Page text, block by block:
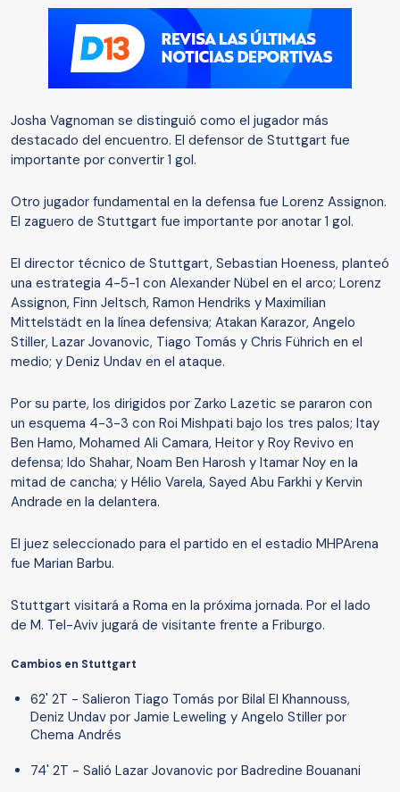
Josha Vagnoman se distinguió como el jugador más
destacado del encuentro. El defensor de Stuttgart fue
importante por convertir 1 gol.
Otro jugador fundamental en la defensa fue Lorenz Assignon.
El zaguero de Stuttgart fue importante por anotar 1 gol.
El director técnico de Stuttgart, Sebastian Hoeness, planteó
una estrategia 4-5-1 con Alexander Nübel en el arco; Lorenz
Assignon, Finn Jeltsch, Ramon Hendriks y Maximilian
Mittelstädt en la línea defensiva; Atakan Karazor, Angelo
Stiller, Lazar Jovanovic, Tiago Tomás y Chris Führich en el
medio; y Deniz Undav en el ataque.
Por su parte, los dirigidos por Zarko Lazetic se pararon con
un esquema 4-3-3 con Roi Mishpati bajo los tres palos; Itay
Ben Hamo, Mohamed Ali Camara, Heitor y Roy Revivo en
defensa; Ido Shahar, Noam Ben Harosh y Itamar Noy en la
mitad de cancha; y Hélio Varela, Sayed Abu Farkhi y Kervin
Andrade en la delantera.
El juez seleccionado para el partido en el estadio MHPArena
fue Marian Barbu.
Stuttgart visitará a Roma en la próxima jornada. Por el lado
de M. Tel-Aviv jugará de visitante frente a Friburgo.
Cambios en Stuttgart
62' 2T - Salieron Tiago Tomás por Bilal El Khannouss,
Deniz Undav por Jamie Leweling y Angelo Stiller por
Chema Andrés
74' 2T - Salió Lazar Jovanovic por Badredine Bouanani